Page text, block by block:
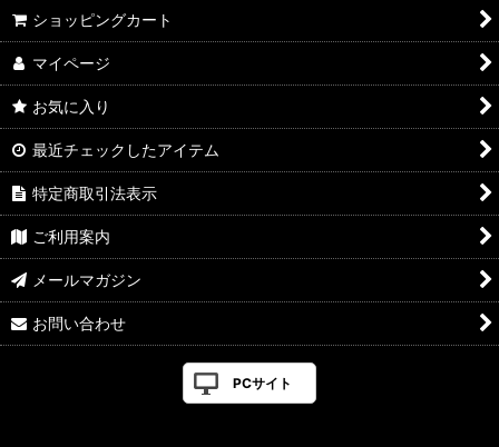
ショッピングカート
マイページ
お気に入り
最近チェックしたアイテム
特定商取引法表示
ご利用案内
メールマガジン
お問い合わせ
PCサイト